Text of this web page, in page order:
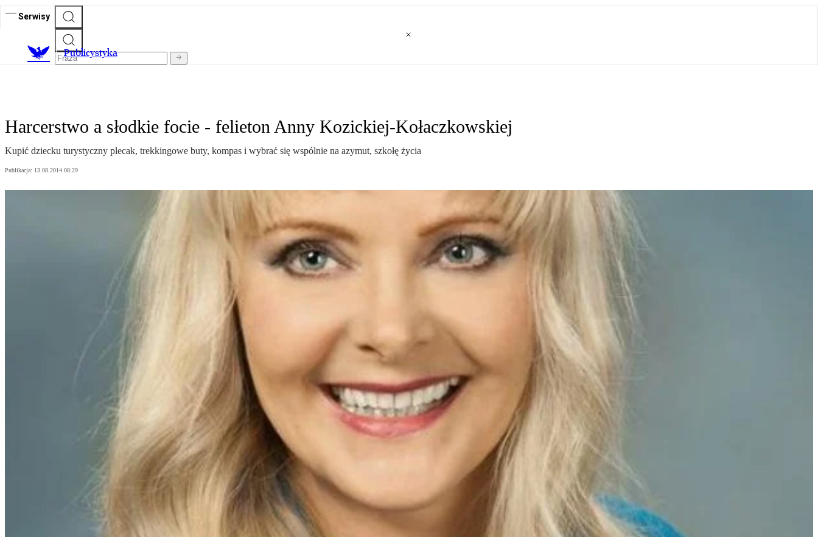
Serwisy
Publicystyka
Harcerstwo a słodkie focie - felieton Anny Kozickiej-Kołaczkowskiej
Kupić dziecku turystyczny plecak, trekkingowe buty, kompas i wybrać się wspólnie na azymut, szkołę życia
Publikacja: 13.08.2014 08:29